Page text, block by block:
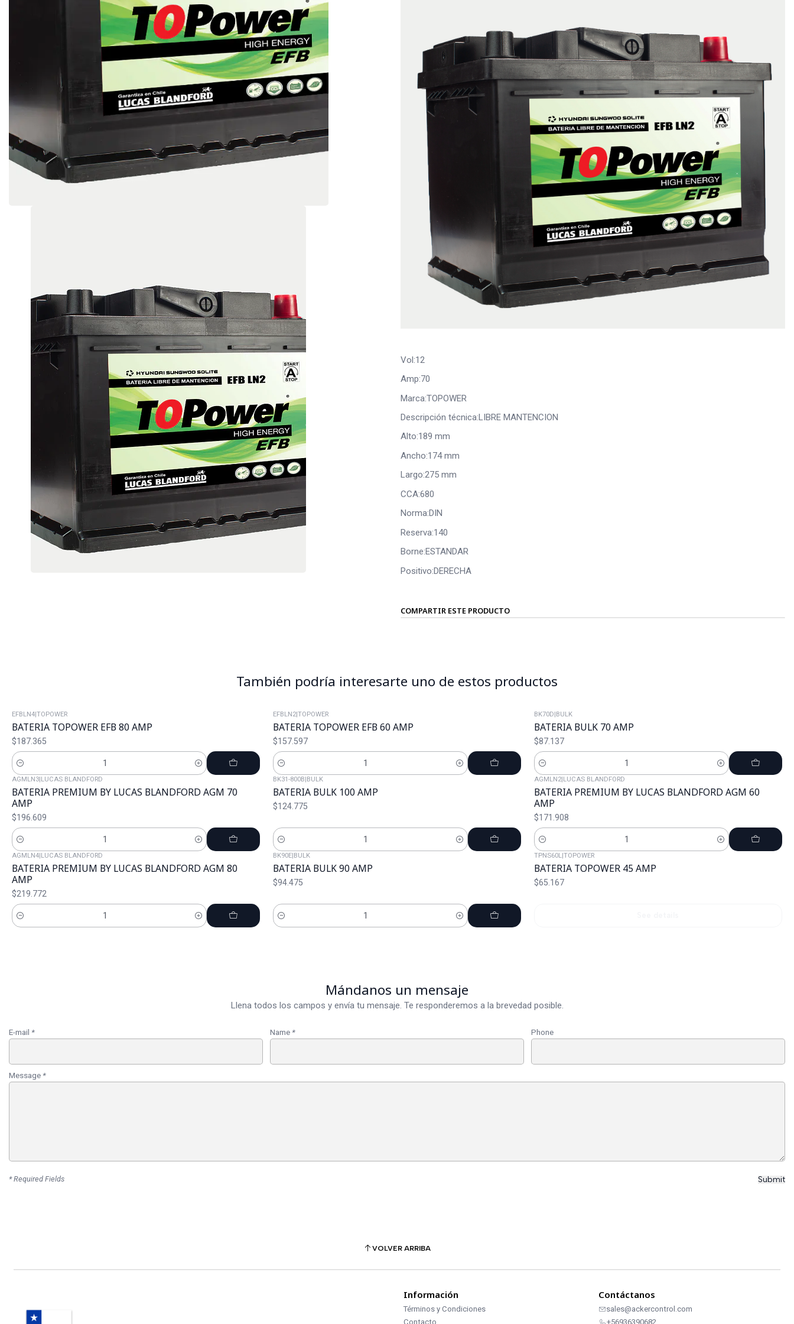
Vol:12
Amp:70
Marca:TOPOWER
Descripción técnica:LIBRE MANTENCION
Alto:189 mm
Ancho:174 mm
Largo:275 mm
CCA:680
Norma:DIN
Reserva:140
Borne:ESTANDAR
Positivo:DERECHA
COMPARTIR ESTE PRODUCTO
También podría interesarte uno de estos productos
EFBLN4|TOPOWER
BATERIA TOPOWER EFB 80 AMP
$187.365
Cantidad
EFBLN2|TOPOWER
BATERIA TOPOWER EFB 60 AMP
$157.597
Cantidad
BK70D|BULK
BATERIA BULK 70 AMP
$87.137
Cantidad
AGMLN3|LUCAS BLANDFORD
BATERIA PREMIUM BY LUCAS BLANDFORD AGM 70
AMP
$196.609
Cantidad
BK31-800B|BULK
BATERIA BULK 100 AMP
$124.775
Cantidad
AGMLN2|LUCAS BLANDFORD
BATERIA PREMIUM BY LUCAS BLANDFORD AGM 60
AMP
$171.908
Cantidad
AGMLN4|LUCAS BLANDFORD
BATERIA PREMIUM BY LUCAS BLANDFORD AGM 80
AMP
$219.772
Cantidad
BK90E|BULK
BATERIA BULK 90 AMP
$94.475
Cantidad
TPNS60L|TOPOWER
BATERIA TOPOWER 45 AMP
$65.167
Mándanos un mensaje
Llena todos los campos y envía tu mensaje. Te responderemos a la brevedad posible.
E-mail * Name * Phone
Message *
* Required Fields
VOLVER ARRIBA
Información
Términos y Condiciones
Contacto
Contáctanos
sales@ackercontrol.com
+56936390682